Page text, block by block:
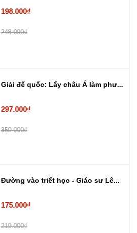
198.000₫
248.000₫
Giải đế quốc: Lấy châu Á làm phư...
297.000₫
350.000₫
Đường vào triết học - Giáo sư Lê...
175.000₫
219.000₫